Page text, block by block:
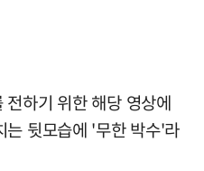
하기 위한 해당 영상에
는 뒷모습에 '무한 박수'라